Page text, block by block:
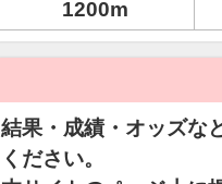
1200m
結果・成績・オッズな
ください。